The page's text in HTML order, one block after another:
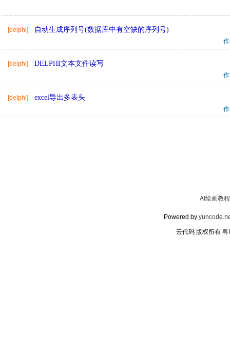
[delphi] 自动生成序列号(数据库中有空缺的序列号)
[delphi] DELPHI文本文件读写
[delphi] excel导出多表头
AI绘画教程
Powered by
云代码 版权所有 粤